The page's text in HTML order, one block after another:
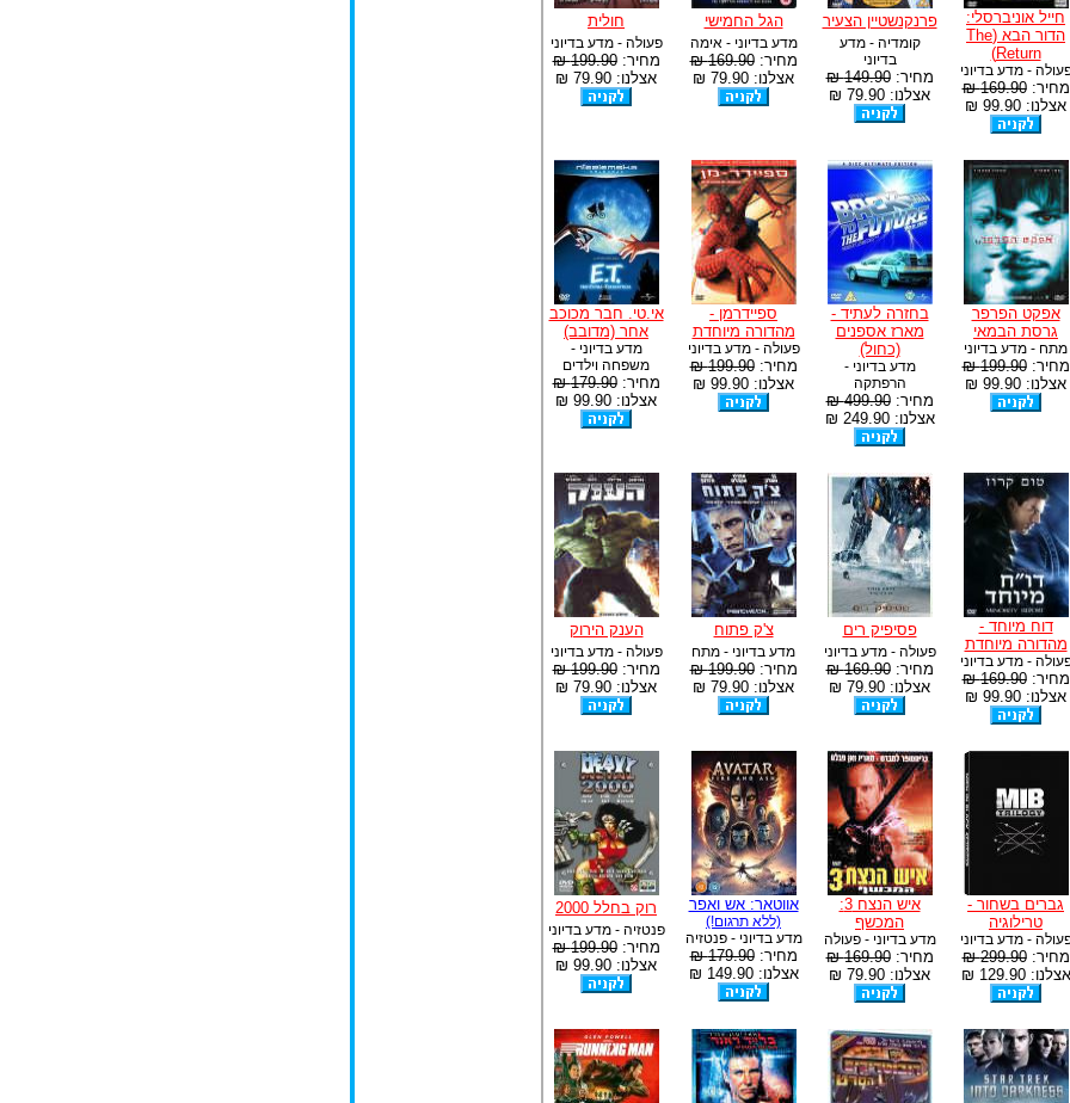
חייל אוניברסלי:
הדור הבא (The
Return)
- מדע בדיוני
מחיר:169.90 ₪
אצלנו: 99.90 ₪
פרנקנשטיין הצעיר
קומדיה - מדע
בדיוני
מחיר:149.90 ₪
אצלנו: 79.90 ₪
הגל החמישי
מדע בדיוני - אימה
מחיר:169.90 ₪
אצלנו: 79.90 ₪
חולית
פעולה - מדע בדיוני
מחיר:199.90 ₪
אצלנו: 79.90 ₪
אפקט הפרפר
גרסת הבמאי
מתח - מדע בדיוני
מחיר:199.90 ₪
אצלנו: 99.90 ₪
בחזרה לעתיד -
מארז אספנים
(כחול)
מדע בדיוני -
הרפתקה
מחיר:499.90 ₪
אצלנו: 249.90 ₪
ספיידרמן -
מהדורה מיוחדת
פעולה - מדע בדיוני
מחיר:199.90 ₪
אצלנו: 99.90 ₪
אי.טי. חבר מכוכב
אחר (מדובב)
מדע בדיוני -
משפחה וילדים
מחיר:179.90 ₪
אצלנו: 99.90 ₪
דוח מיוחד -
מהדורה מיוחדת
- מדע בדיוני
מחיר:169.90 ₪
אצלנו: 99.90 ₪
פסיפיק רים
פעולה - מדע בדיוני
מחיר:169.90 ₪
אצלנו: 79.90 ₪
צ'ק פתוח
מדע בדיוני - מתח
מחיר:199.90 ₪
אצלנו: 79.90 ₪
הענק הירוק
פעולה - מדע בדיוני
מחיר:199.90 ₪
אצלנו: 79.90 ₪
גברים בשחור -
טרילוגיה
- מדע בדיוני
מחיר:299.90 ₪
אצלנו: 129.90 ₪
איש הנצח 3:
המכשף
מדע בדיוני - פעולה
מחיר:169.90 ₪
אצלנו: 79.90 ₪
אווטאר: אש ואפר
(ללא תרגום!)
מדע בדיוני - פנטזיה
מחיר:179.90 ₪
אצלנו: 149.90 ₪
רוק בחלל 2000
פנטזיה - מדע בדיוני
מחיר:199.90 ₪
אצלנו: 99.90 ₪